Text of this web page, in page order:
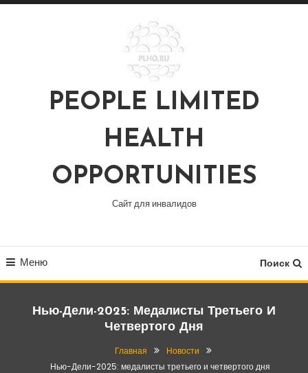
Перейти
PEOPLE LIMITED
HEALTH
OPPORTUNITIES
Сайт для инвалидов
Меню Поиск
Нью-Дели-2025: Медалисты Третьего И
Четвертого Дня
Главная
Новости
Нью-Дели-2025: медалисты третьего и четвертого дня